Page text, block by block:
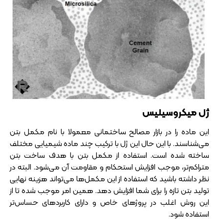
ژل میکروسیلیس
این ماده را در بازار مصالح ساختمانی معمولا با نام مکمل بتن
می‌شناسند. با این حال این ژل با ترکیب چند ماده شیمیایی مختلف
ساخته شده است. استفاده از مکمل بتن با هدف ساخت بتن
متراکم‌تر، موجب افزایش استحکام و مقاومت آن می‌شود. البته در
نظر داشته باشید که استفاده از این مکمل‌ها می‌تواند هزینه نهایی
تولید بتن تازه را برای شما افزایش دهد. همین امر موجب شده تا از
این روش اغلب در پروژهای خاص و دارای کاربردهای حساس‌تر
استفاده شود.